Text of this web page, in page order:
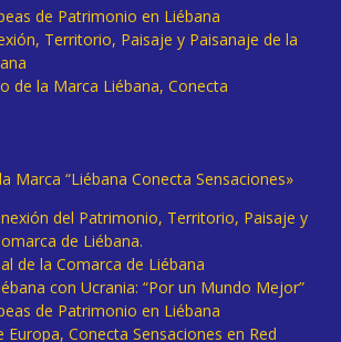
de Patrimonio en Liébana
Territorio, Paisaje y Paisanaje de la
de la Marca Liébana, Conecta
Marca “Liébana Conecta Sensaciones»
del Patrimonio, Territorio, Paisaje y
de Liébana.
de la Comarca de Liébana
con Ucrania: “Por un Mundo Mejor”
de Patrimonio en Liébana
Europa, Conecta Sensaciones en Red